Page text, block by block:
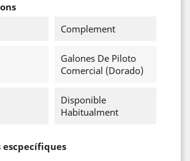
Complement
Galones De Piloto
Comercial (dorado)
Disponible
Habitualment
escpecífiques